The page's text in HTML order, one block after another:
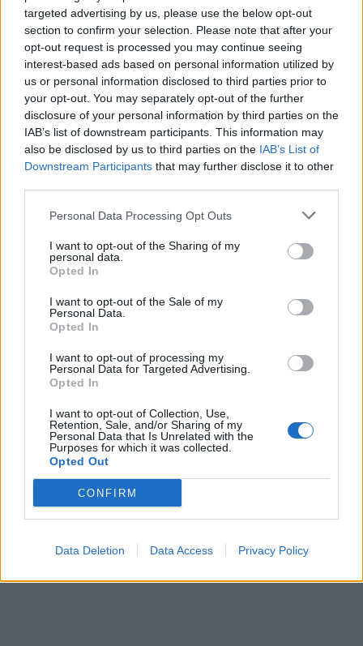
targeted advertising by us, please use the below opt-out
section to confirm your selection. Please note that after your
opt-out request is processed you may continue seeing
interest-based ads based on personal information utilized by
us or personal information disclosed to third parties prior to
your opt-out. You may separately opt-out of the further
disclosure of your personal information by third parties on the
IAB’s list of downstream participants. This information may
also be disclosed by us to third parties on the IAB’s List of
Downstream Participants that may further disclose it to other
Personal Data Processing Opt Outs
I want to opt-out of the Sharing of my
personal data.
Opted In
I want to opt-out of the Sale of my
Personal Data.
Opted In
I want to opt-out of processing my
Personal Data for Targeted Advertising.
Opted In
I want to opt-out of Collection, Use,
Retention, Sale, and/or Sharing of my
Personal Data that Is Unrelated with the
Purposes for which it was collected.
Opted Out
CONFIRM
Data Deletion Data Access Privacy Policy